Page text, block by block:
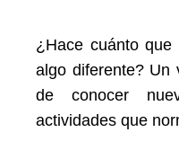
¿Hace cuánto
algo diferente? Un
de conocer
actividades que